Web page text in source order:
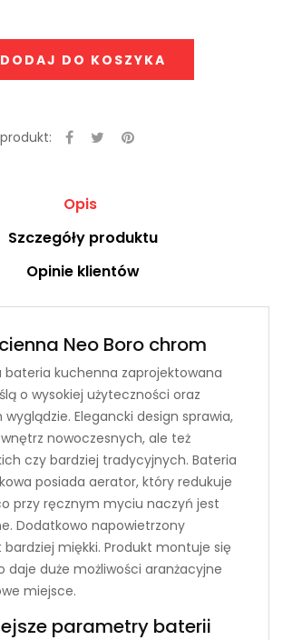
DODAJ DO KOSZYKA
Opis
Szczegóły produktu
Opinie klientów
Neo Boro chrom
bateria kuchenna zaprojektowana
o wysokiej użyteczności oraz
Elegancki design sprawia,
nowoczesnych, ale też
czy bardziej tradycyjnych. Bateria
posiada aerator, który redukuje
przy ręcznym myciu naczyń jest
Dodatkowo napowietrzony
miękki. Produkt montuje się
daje duże możliwości aranżacyjne
miejsce.
parametry baterii